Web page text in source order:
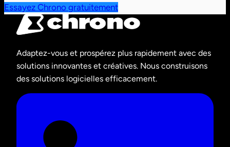
Essayez Chrono gratuitement
Adaptez-vous et prospérez plus rapidement avec des
solutions innovantes et créatives. Nous construisons
des solutions logicielles efficacement.